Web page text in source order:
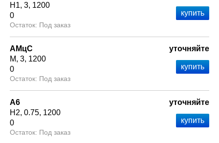
Н1 3 1200
0
Под заказ
АМцС
М 3 1200
0
Под заказ
уточняйте
А6
Н2 0.75 1200
0
Под заказ
уточняйте